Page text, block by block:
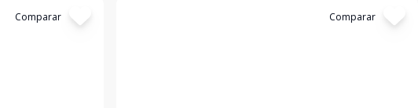
Comparar Comparar